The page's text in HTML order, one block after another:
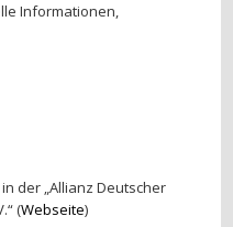
Informationen,
der „Allianz Deutscher
(Webseite)